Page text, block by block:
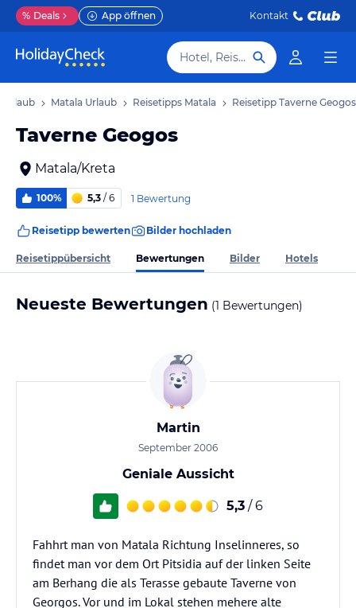
% Deals App öffnen Kontakt
Hotel, Reiseziel
Urlaub Matala Urlaub Reisetipps Matala Reisetipp Taverne Geogos
Taverne Geogos
Matala/Kreta
100% 5,3 / 6 1 Bewertung
Reisetipp bewerten Bilder hochladen
Reisetippübersicht Bewertungen Bilder Hotels
Neueste Bewertungen (1 Bewertungen)
Martin
September 2006
Geniale Aussicht
5,3 / 6
Fahhrt man von Matala Richtung Inselinneres, so
findet man vor dem Ort Pitsidia auf der linken Seite
am Berhang die als Terasse gebaute Taverne von
Georgos. Vor und im Lokal stehen mehere alte